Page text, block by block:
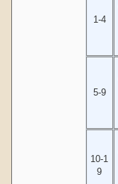
1-4
5-9
10-1
9